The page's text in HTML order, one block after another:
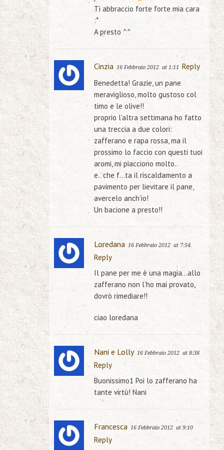
Ti abbraccio forte forte mia cara
:*
A presto ^^
Cinzia 16 Febbraio 2012 at 1:11 Reply
Benedetta! Grazie, un pane
meraviglioso, molto gustoso col
timo e le olive!!
proprio l’altra settimana ho fatto
una treccia a due colori:
zafferano e rapa rossa, ma il
prossimo lo faccio con questi tuoi
aromi, mi piacciono molto..
e.. che f…ta il riscaldamento a
pavimento per lievitare il pane,
avercelo anch’io!
Un bacione a presto!!
Loredana 16 Febbraio 2012 at 7:54
Reply
Il pane per me è una magia…allo
zafferano non l’ho mai provato,
dovrò rimediare!!
ciao loredana
Nani e Lolly 16 Febbraio 2012 at 8:38
Reply
Buonissimo1 Poi lo zafferano ha
tante virtù! Nani
Francesca 16 Febbraio 2012 at 9:10
Reply